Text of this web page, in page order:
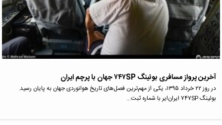
آخرین پرواز مسافری بوئینگ ۷۴۷SP جهان با پرچم ایران
در روز ۲۲ خرداد ۱۳۹۵، یکی از مهم‌ترین فصل‌های تاریخ هوانوردی جهان به پایان رسید.
بوئینگ ۷۴۷SP ایران‌ایر با شماره ثبت…